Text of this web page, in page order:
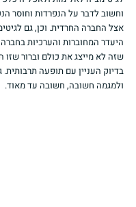
וחשוב לדבר על הנפרדות וחוסר
אצל החברה החרדית. וכן, גם
היעדר המחוברות והערכיות בחברה
שזה לא מייצג את כולם וברור
בדיוק העניין עם תופעה
ולמגמה חשובה, חשובה עד מאוד.